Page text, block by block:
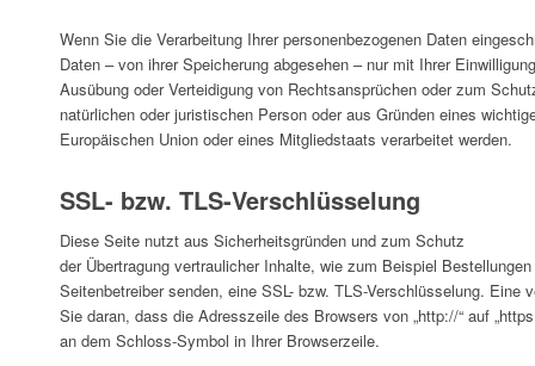
Wenn Sie die Verarbeitung Ihrer personenbezogenen Daten
Daten – von ihrer Speicherung abgesehen – nur mit Ihrer
Ausübung oder Verteidigung von Rechtsansprüchen oder zum
natürlichen oder juristischen Person oder aus Gründen eines
Europäischen Union oder eines Mitgliedstaats verarbeitet werden.
SSL- bzw. TLS-Verschlüsselung
Diese Seite nutzt aus Sicherheitsgründen und zum Schutz
der Übertragung vertraulicher Inhalte, wie zum Beispiel
Seitenbetreiber senden, eine SSL- bzw. TLS-Verschlüsselung. Eine
Sie daran, dass die Adresszeile des Browsers von „http://“ auf
an dem Schloss-Symbol in Ihrer Browserzeile.